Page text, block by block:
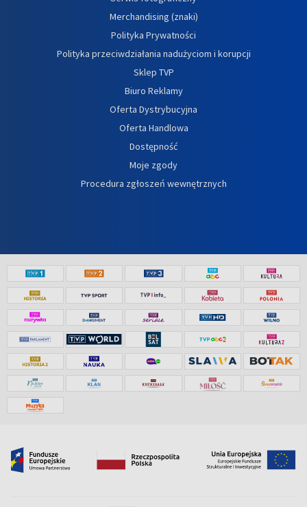
Merchandising (znaki)
Polityka Prywatności
Polityka przeciwdziałania nadużyciom i korupcji
Sklep TVP
Biuro Reklamy
Oferta Dystrybucyjna
Oferta Handlowa
Dostępność
Moje zgody
Procedura zgłoszeń wewnętrznych